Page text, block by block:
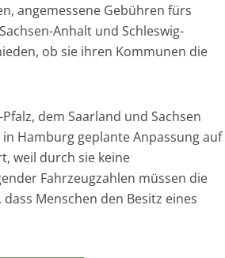
angemessene Gebühren fürs
Anhalt und Schleswig-
ob sie ihren Kommunen die
dem Saarland und Sachsen
Hamburg geplante Anpassung auf
weil durch sie keine
Fahrzeugzahlen müssen die
Menschen den Besitz eines